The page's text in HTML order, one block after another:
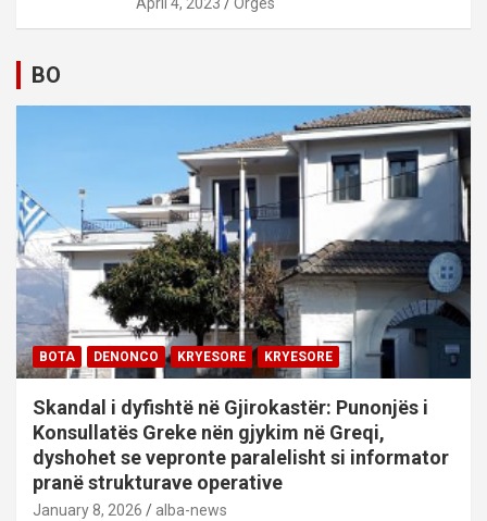
April 4, 2023 Orges
BO
BOTA DENONCO KRYESORE KRYESORE
Skandal i dyfishtë në Gjirokastër: Punonjës i
Konsullatës Greke nën gjykim në Greqi,
dyshohet se vepronte paralelisht si informator
pranë strukturave operative
January 8, 2026 alba-news